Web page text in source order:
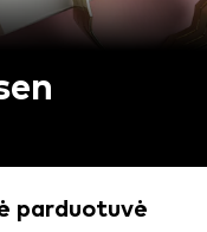
parduotuvė